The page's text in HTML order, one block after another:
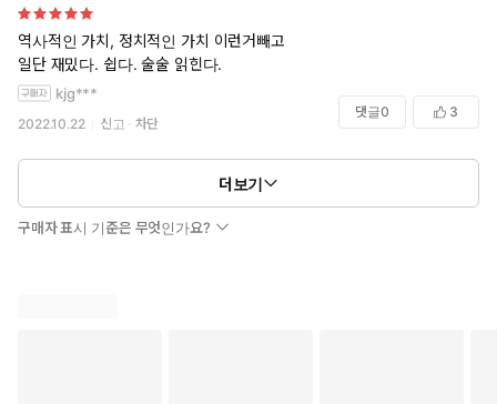
역사적인 가치, 정치적인 가치 이런거빼고
일단 재밌다. 쉽다. 술술 읽힌다.
kjg***
2022.10.22 신고 차단
댓글0 3
더보기
구매자 표시 기준은 무엇인가요?